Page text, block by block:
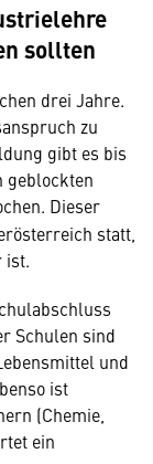
sollten
drei Jahre.
zu
gibt es bis
geblockten
Dieser
statt,
ist.
Schulen sind
und
ist
(Chemie,
ein